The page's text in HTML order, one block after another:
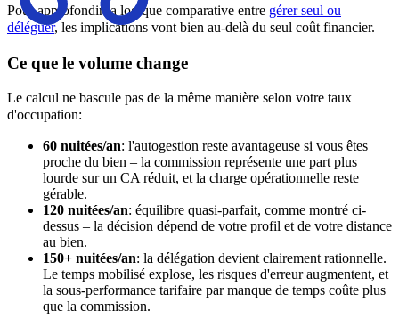
Pour approfondir la logique comparative entre gérer seul ou
déléguer, les implications vont bien au-delà du seul coût financier.
Ce que le volume change
Le calcul ne bascule pas de la même manière selon votre taux
d'occupation:
60 nuitées/an: l'autogestion reste avantageuse si vous êtes
proche du bien – la commission représente une part plus
lourde sur un CA réduit, et la charge opérationnelle reste
gérable.
120 nuitées/an: équilibre quasi-parfait, comme montré ci-
dessus – la décision dépend de votre profil et de votre distance
au bien.
150+ nuitées/an: la délégation devient clairement rationnelle.
Le temps mobilisé explose, les risques d'erreur augmentent, et
la sous-performance tarifaire par manque de temps coûte plus
que la commission.